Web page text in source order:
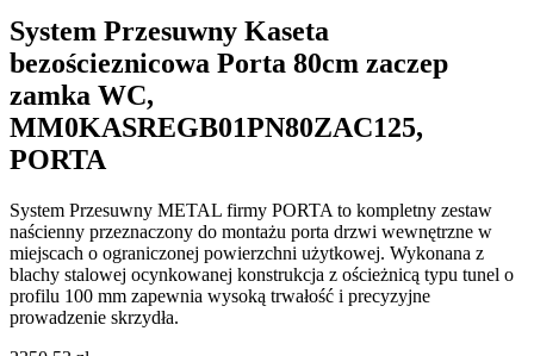
System Przesuwny Kaseta
bezościeznicowa Porta 80cm zaczep
zamka WC,
MM0KASREGB01PN80ZAC125,
PORTA
System Przesuwny METAL firmy PORTA to kompletny zestaw
naścienny przeznaczony do montażu porta drzwi wewnętrzne w
miejscach o ograniczonej powierzchni użytkowej. Wykonana z
blachy stalowej ocynkowanej konstrukcja z ościeżnicą typu tunel o
profilu 100 mm zapewnia wysoką trwałość i precyzyjne
prowadzenie skrzydła.